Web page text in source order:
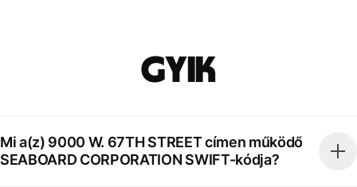
GYIK
Mi a(z) 9000 W. 67TH STREET címen működő
SEABOARD CORPORATION SWIFT-kódja?